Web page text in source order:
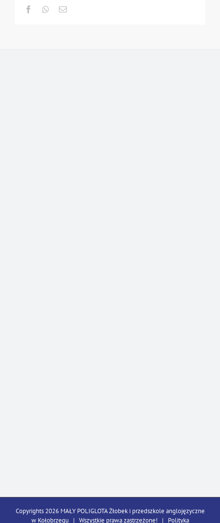
FacebookWhatsapp
Email
Copyrights 2026 MAŁY POLIGLOTA Żłobek i przedszkole anglojęzyczne
w Kołobrzegu | Wszystkie prawa zastrzeżone! | Polityka